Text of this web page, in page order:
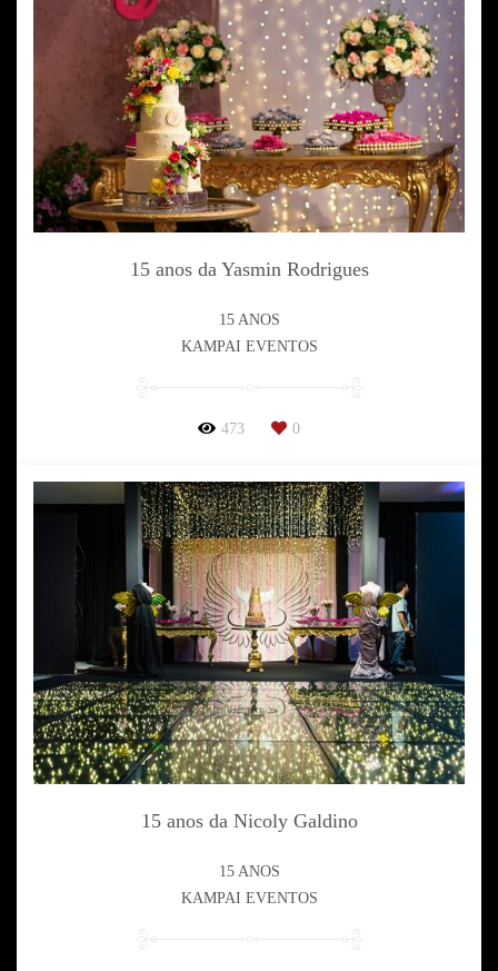
15 anos da Yasmin Rodrigues
15 ANOS
KAMPAI EVENTOS
473 0
15 anos da Nicoly Galdino
15 ANOS
KAMPAI EVENTOS